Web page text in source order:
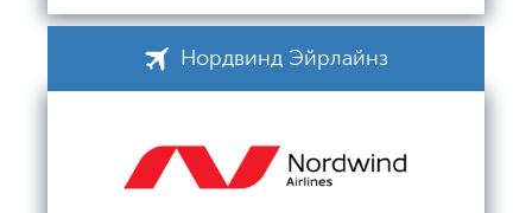
Нордвинд Эйрлайнз